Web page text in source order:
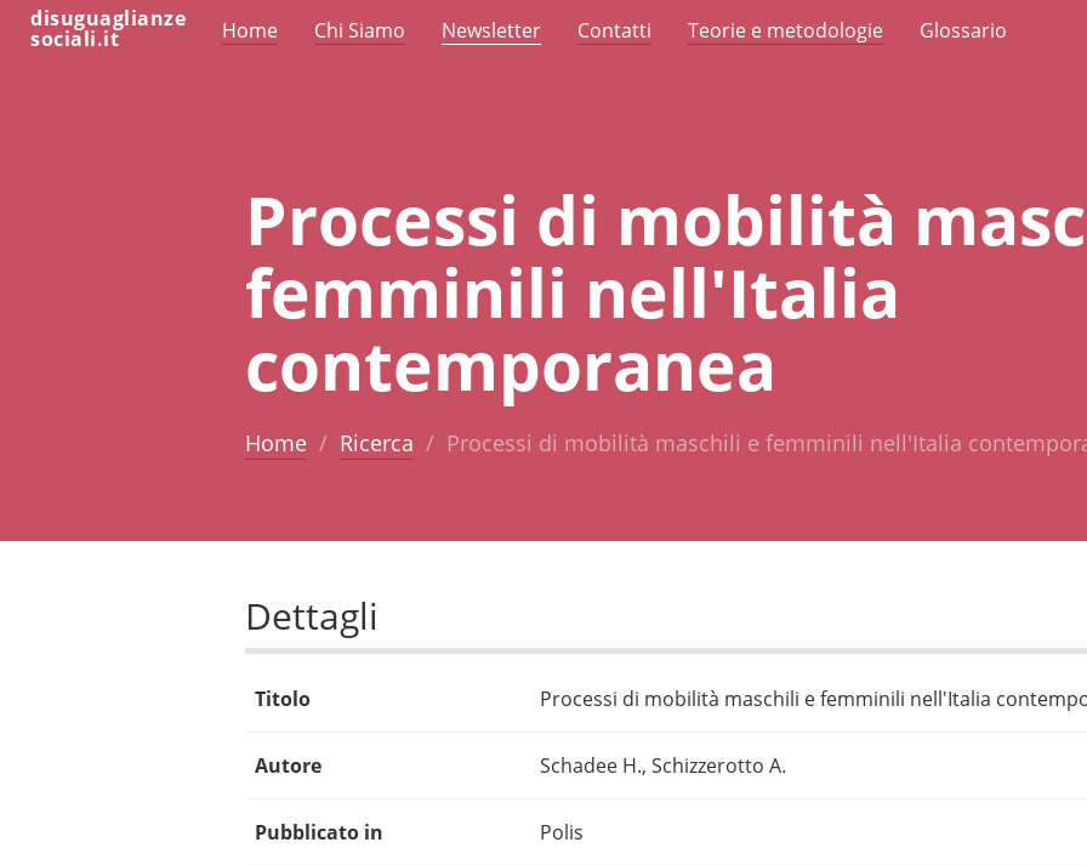
disuguaglianze
sociali.it Home Chi Siamo Newsletter Contatti Teorie e metodologie Glossario
Processi di mobilità
femminili nell'Italia
contemporanea
Home Ricerca Processi di mobilità maschili e femminili nell'Italia
Dettagli
Titolo Processi di mobilità maschili e femminili nell'Italia
Autore Schadee H., Schizzerotto A.
Pubblicato in Polis